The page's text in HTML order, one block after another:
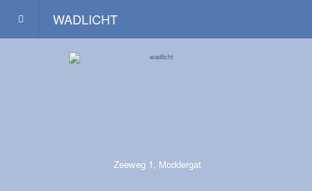
WADLICHT
Zeeweg 1, Moddergat